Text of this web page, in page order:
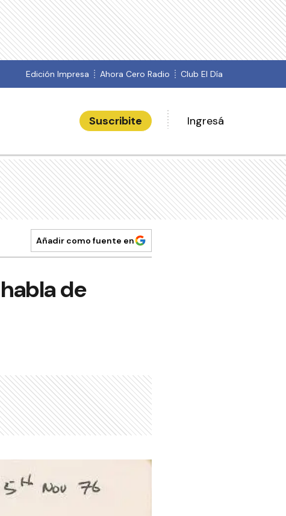
Edición Impresa Ahora Cero Radio Club El Día
Suscribite Ingresá
Añadir como fuente en
de